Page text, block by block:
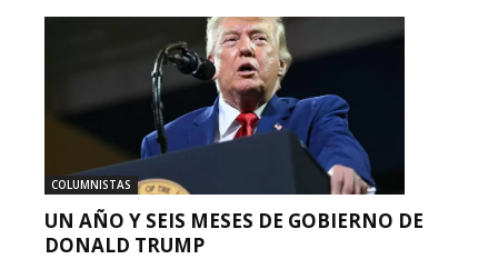
COLUMNISTAS
UN AÑO Y SEIS MESES DE GOBIERNO DE
DONALD TRUMP